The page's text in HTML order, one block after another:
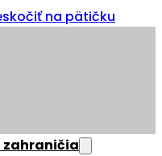
na pätičku
zahraničia